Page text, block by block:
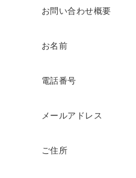
お問い合わせ概要
お名前
電話番号
メールアドレス
ご住所